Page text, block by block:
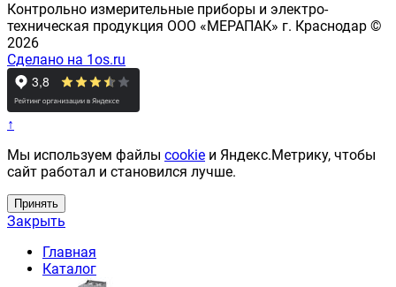
Контрольно измерительные приборы и электро-
техническая продукция ООО «МЕРАПАК» г. Краснодар ©
2026
Сделано на 1os.ru
↑
Мы используем файлы cookie и Яндекс.Метрику, чтобы
сайт работал и становился лучше.
Принять
Закрыть
Главная
Каталог